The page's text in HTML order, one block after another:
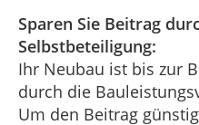
Sparen Sie Beitrag
Selbstbeteiligung:
Ihr Neubau ist bis zur
durch die
Um den Beitrag